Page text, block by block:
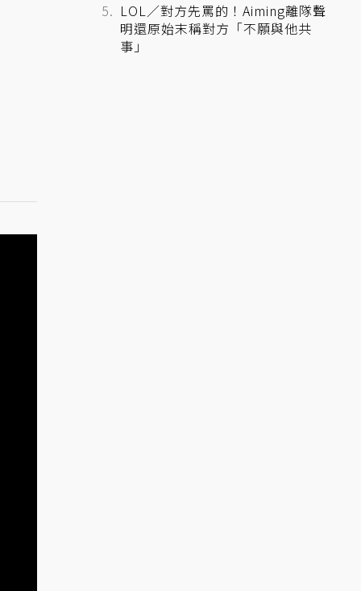
LOL／對方先罵的！Aiming離隊聲
明還原始末稱對方「不願與他共
事」